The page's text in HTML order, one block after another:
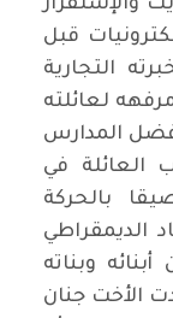
والإستقرار
قبل
التجارية
لعائلته
المدارس
العائلة في
بالحركة
الديمقراطي
وبناته
الأخت جنان